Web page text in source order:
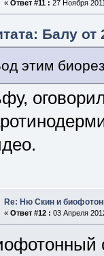
« Ответ #11 : 27 Ноября
Балу от
этим
Re: Ню Скин и
« Ответ #12 : 03 Апреля